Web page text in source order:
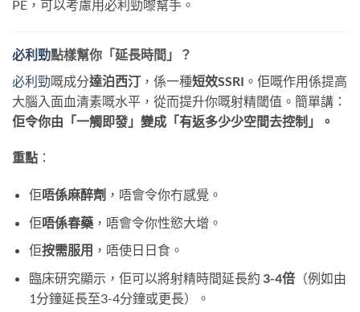
PE，可以考慮用必利勁嚟幫手。
必利勁點樣幫你「延長時間」？
必利勁嘅成分達泊西汀 ，係一種短效SSRI 。佢嘅作用係提高
大腦入面血清素嘅水平，從而提升你嘅射精閾值。簡單講：
佢令你由「一觸即發」變成「有返多少少空間去控制」。
重點 ：
佢唔係麻醉劑 ，唔會令你冇感覺。
佢唔係春藥，唔會令你性慾大增。
佢按需服用 ，唔使日日食。
臨床研究顯示，佢可以將射精時間延長約 3-4倍（例如由
1分鐘延長至3-4分鐘或更長）。